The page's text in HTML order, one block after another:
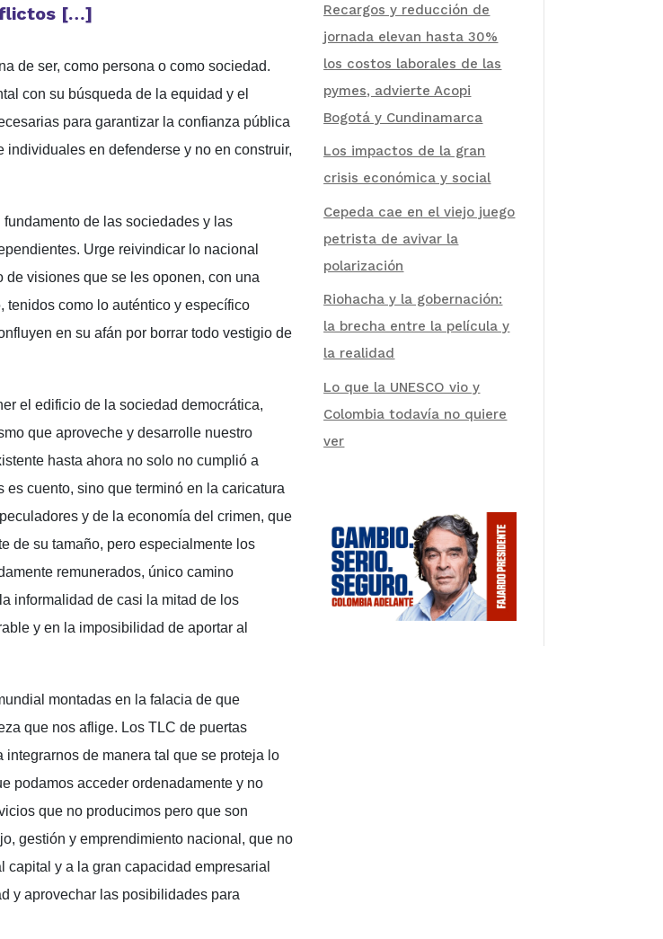
[…]
de ser, como persona o como sociedad.
con su búsqueda de la equidad y el
para garantizar la confianza pública
en defenderse y no en construir,
de las sociedades y las
Urge reivindicar lo nacional
de visiones que se les oponen, con una
tenidos como lo auténtico y específico
en su afán por borrar todo vestigio de
el edificio de la sociedad democrática,
que aproveche y desarrolle nuestro
hasta ahora no solo no cumplió a
cuento, sino que terminó en la caricatura
y de la economía del crimen, que
de su tamaño, pero especialmente los
remunerados, único camino
informalidad de casi la mitad de los
y en la imposibilidad de aportar al
montadas en la falacia de que
que nos aflige. Los TLC de puertas
de manera tal que se proteja lo
podamos acceder ordenadamente y no
que no producimos pero que son
gestión y emprendimiento nacional, que no
y a la gran capacidad empresarial
y aprovechar las posibilidades para
Recargos y reducción de
jornada elevan hasta 30%
los costos laborales de las
pymes, advierte Acopi
Bogotá y Cundinamarca
Los impactos de la gran
crisis económica y social
Cepeda cae en el viejo juego
petrista de avivar la
polarización
Riohacha y la gobernación:
la brecha entre la película y
la realidad
Lo que la UNESCO vio y
Colombia todavía no quiere
ver